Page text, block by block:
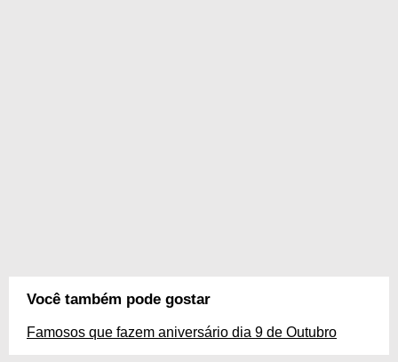
Você também pode gostar
Famosos que fazem aniversário dia 9 de Outubro